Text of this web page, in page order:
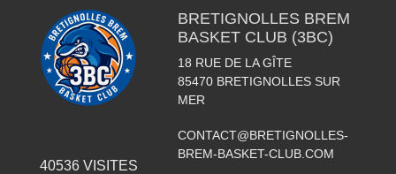
40536VISITES
BRETIGNOLLES BREM
BASKET CLUB (3BC)
18 RUE DE LA GÎTE
85470 BRETIGNOLLES SUR
MER
CONTACT@BRETIGNOLLES-
BREM-BASKET-CLUB.COM